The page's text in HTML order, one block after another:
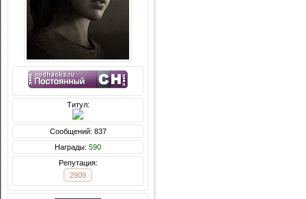
Титул:
Сообщений: 837
Награды: 590
Репутация:
2909